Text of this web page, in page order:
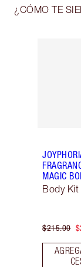
¿CÓMO TE
MAGIC
Body Kit
$215.00